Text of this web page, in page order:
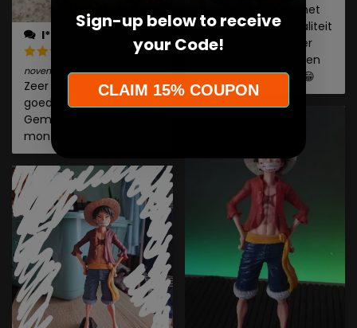
I***e
november 19, 2025
Zeer goed product, zeer
goede kwaliteit.
Gemakkelijk te
monteren.
Zeer goed, ik vond het
echt leuk en de kwaliteit
die te zien is, is meer
dan perfect, tevreden
met mijn aankoop 😁
Sign-up below to receive
your Code!
CLAIM 15% COUPON